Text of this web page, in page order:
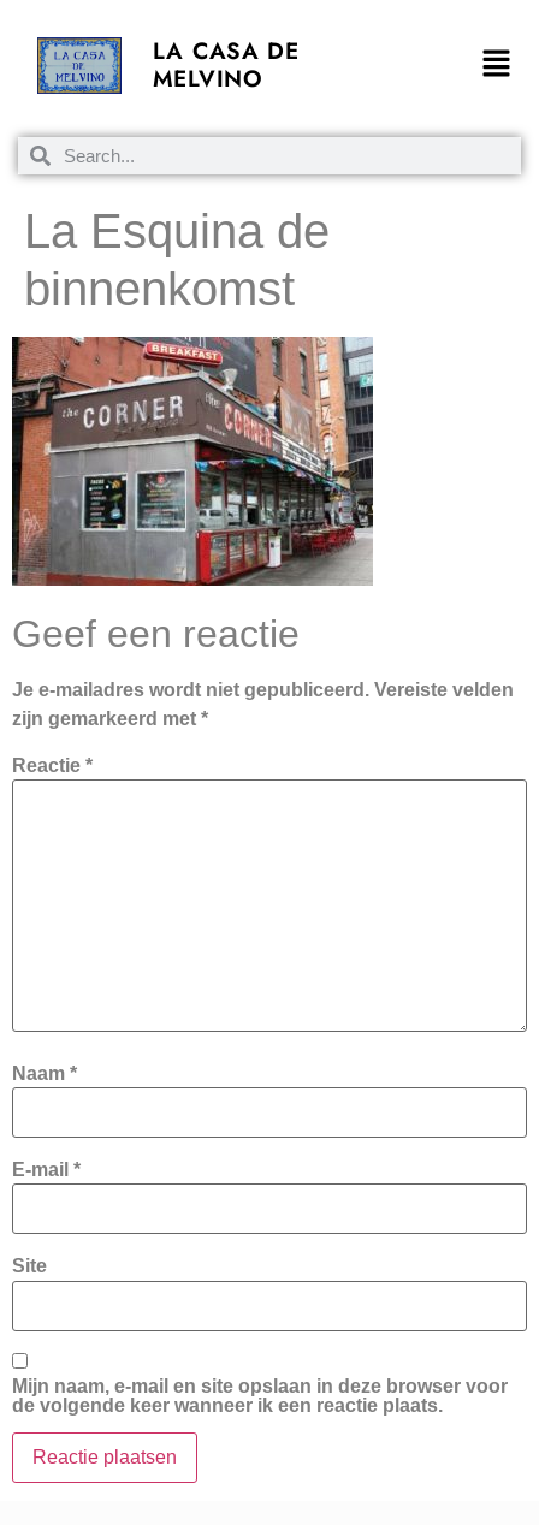
LA CASA DE
MELVINO
La Esquina de
binnenkomst
Geef een reactie
Je e-mailadres wordt niet gepubliceerd. Vereiste velden
zijn gemarkeerd met *
Reactie *
Naam *
E-mail *
Site
Mijn naam, e-mail en site opslaan in deze browser voor
de volgende keer wanneer ik een reactie plaats.